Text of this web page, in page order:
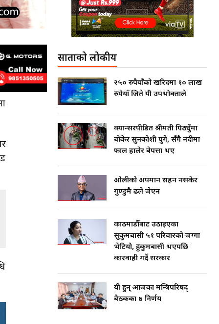
साताको लोकप्रीय
२५० रुपैयाँको खरिदमा १० लाख
रुपैयाँ जिते यी उपभोक्ताले
क्यान्सरपीडित श्रीमती पिठ्युँमा
बोकेर सुनकोशी पुगे, सँगै नदीमा
फाल हालेर बेपत्ता भए
ओलीको अपमान सहन नसकेर
गुण्डुमै ढले जेएन
काठमाडौँबाट उठाइएका
सुकुमबासी ५१ परिवारको जग्गा
भेटियो, हुकुमबासी भएपछि
कारवाही गर्दै सरकार
यी हुन् आजका मन्त्रिपरिषद्
बैठकका ७ निर्णय